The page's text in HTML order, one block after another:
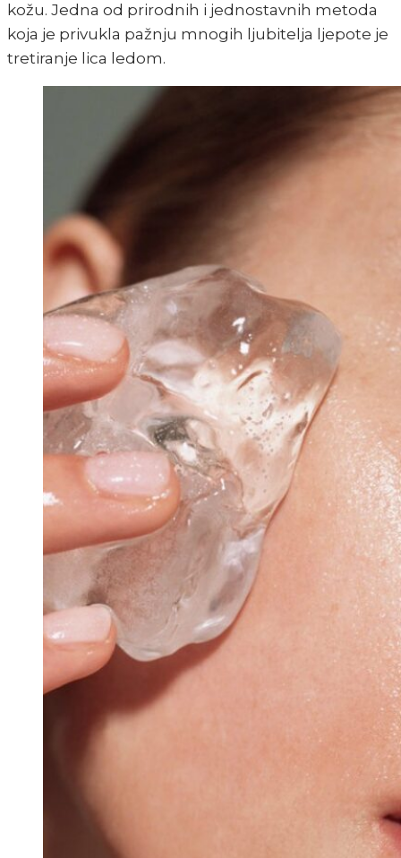
kožu. Jedna od prirodnih i jednostavnih metoda
koja je privukla pažnju mnogih ljubitelja ljepote je
tretiranje lica ledom.